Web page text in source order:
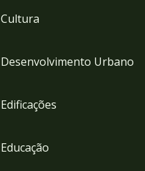
Cultura
Desenvolvimento Urbano
Edificações
Educação